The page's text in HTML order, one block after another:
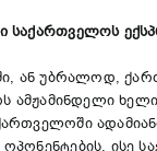
ან უბრალოდ,
ამჟამინდელი
ისე